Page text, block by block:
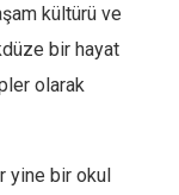
kültürü ve
bir hayat
olarak
yine bir okul